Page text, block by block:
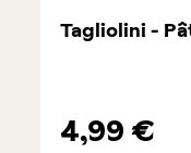
Tagliolini -
4,99 €